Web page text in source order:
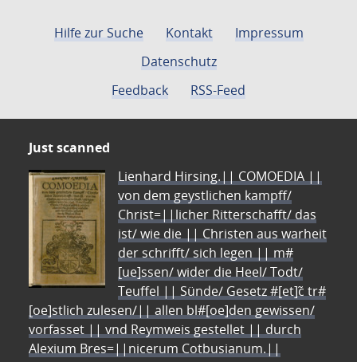
Hilfe zur Suche Kontakt
Impressum
Datenschutz
Feedback
RSS-Feed
Just scanned
Lienhard Hirsing.|| COMOEDIA ||
von dem geystlichen kampff/
Christ=||licher Ritterschafft/ das
ist/ wie die || Christen aus warheit
der schrifft/ sich legen || m#
[ue]ssen/ wider die Heel/ Todt/
Teuffel || Sünde/ Gesetz #[et]c̃ tr#
[oe]stlich zulesen/|| allen bl#[oe]den gewissen/
vorfasset || vnd Reymweis gestellet || durch
Alexium Bres=||nicerum Cotbusianum.||